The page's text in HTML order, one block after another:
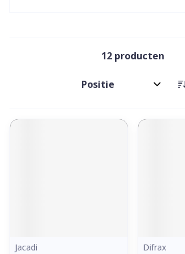
12 producten
Sorteer op:
Jacadi
Difrax